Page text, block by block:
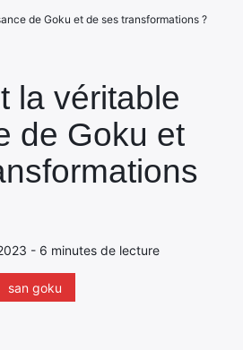
la véritable
de Goku et
- 6 minutes de lecture
san goku
de Goku et de ses transformations ?